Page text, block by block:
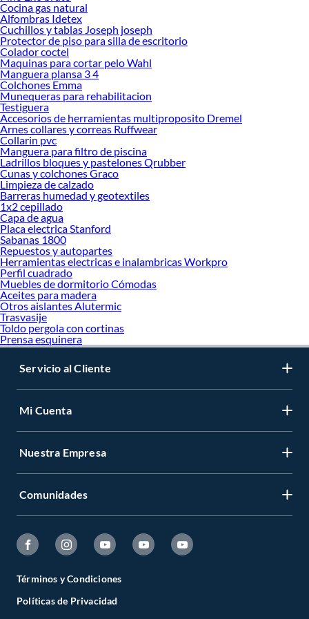
Encuentra una amplia variedad de productos de Iluminación inteligente en
Sodimac. Encuentra todo lo necesario para tus proyectos de renovación y
decoración. ¡Visítanos y haz tus ideas realidad!
Cocina gas natural
Alfombras Idetex
Cuchillos y tablas Joseph joseph
Protector de piso para silla de escritorio
Colador coctel
Maquinas para cortar pelo Wahl
Manguera plansa 3 4
Colchones Emma
Munequeras para rehabilitacion
Testiguera
Accesorios de herramientas multiproposito Dremel
Arnes collares y correas Ruffwear
Collarin pvc
Manguera para filtro de piscina
Ladrillos bloques y pastelones Qrubber
Cunas y colchones Graco
Limpieza de calzado
Barreras humedad y geotextiles
1x2 cepillado
Capa de agua
Placa electrica Stanford
Sabanas 1800
Repuestos y autopartes
Herramientas electricas e inalambricas Workpro
Perfil cuadrado
Muebles de dormitorio Cómodas
Aceites para madera
Otros aislantes Alutermic
Trasvasije
Toldo pergola con cortinas
Prensa esquinera
Servicio al Cliente
Mi Cuenta
Nuestra Empresa
Comunidades
Términos y Condiciones
Políticas de Privacidad